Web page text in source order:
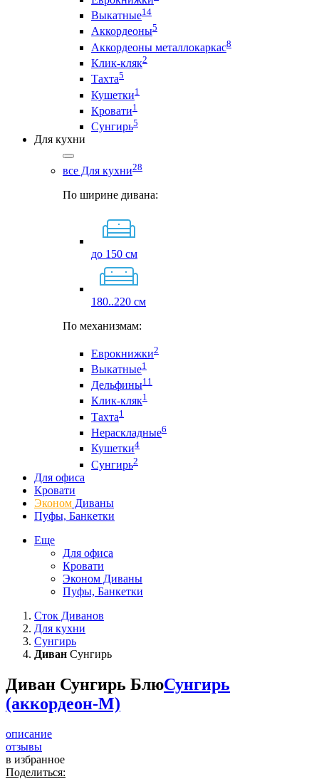
Выкатные14
Аккордеоны5
Аккордеоны металлокаркас8
Клик-кляк2
Тахта5
Кушетки1
Кровати1
Сунгирь5
Для кухни
все Для кухни28
По ширине дивана:
до 150 см
180..220 см
По механизмам:
Еврокнижки2
Выкатные1
Дельфины11
Клик-кляк1
Тахта1
Нераскладные6
Кушетки4
Сунгирь2
Для офиса
Кровати
Эконом Диваны
Пуфы, Банкетки
Еще
Для офиса
Кровати
Эконом Диваны
Пуфы, Банкетки
Сток Диванов
Для кухни
Сунгирь
Диван Сунгирь
Диван Сунгирь БлюСунгирь
(аккордеон-М)
описание
отзывы
в избранное
Поделиться: